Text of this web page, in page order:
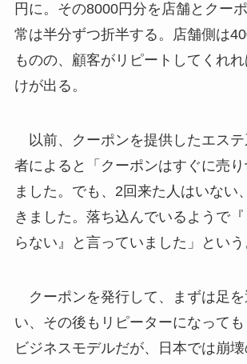
円に。その8000円分を店舗とクー
常は半分ずつ折半する。店舗側は
ものの、顧客がリピートしてくれ
けが出る。
以前、クーポンを提供したエステ
者によると「クーポンはすぐに売り
ました。でも、2回来た人はいない
きました。落ち込んでいるようで
らない』と言っていました」という
クーポンを発行して、まずは足を
い、その後もリピーターになって
ビジネスモデルだが、日本では崩